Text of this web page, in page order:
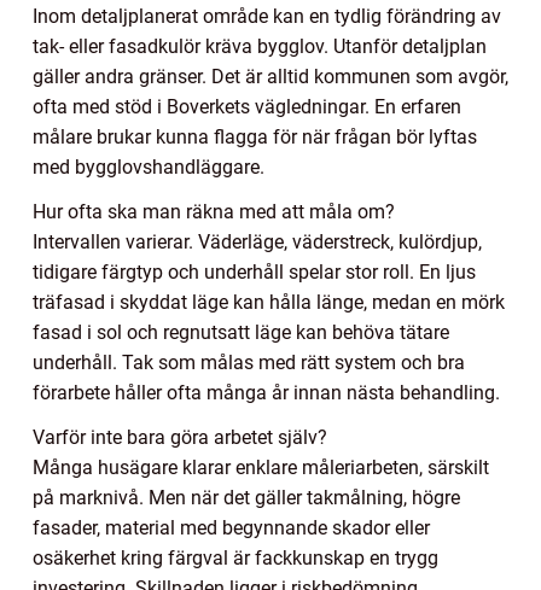
Inom detaljplanerat område kan en tydlig förändring av
tak- eller fasadkulör kräva bygglov. Utanför detaljplan
gäller andra gränser. Det är alltid kommunen som avgör,
ofta med stöd i Boverkets vägledningar. En erfaren
målare brukar kunna flagga för när frågan bör lyftas
med bygglovshandläggare.
Hur ofta ska man räkna med att måla om?
Intervallen varierar. Väderläge, väderstreck, kulördjup,
tidigare färgtyp och underhåll spelar stor roll. En ljus
träfasad i skyddat läge kan hålla länge, medan en mörk
fasad i sol och regnutsatt läge kan behöva tätare
underhåll. Tak som målas med rätt system och bra
förarbete håller ofta många år innan nästa behandling.
Varför inte bara göra arbetet själv?
Många husägare klarar enklare måleriarbeten, särskilt
på marknivå. Men när det gäller takmålning, högre
fasader, material med begynnande skador eller
osäkerhet kring färgval är fackkunskap en trygg